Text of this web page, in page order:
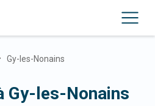
Gy-les-Nonains
Gy-les-Nonains